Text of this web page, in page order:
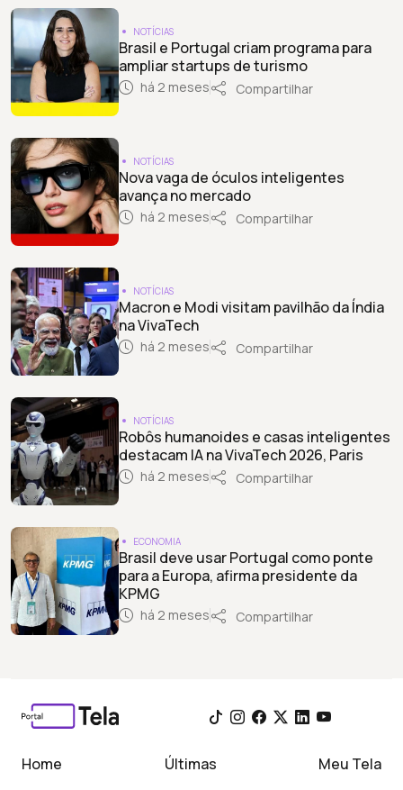
NOTÍCIAS
Brasil e Portugal criam programa para
ampliar startups de turismo
há 2 meses Compartilhar
NOTÍCIAS
Nova vaga de óculos inteligentes
avança no mercado
há 2 meses Compartilhar
NOTÍCIAS
Macron e Modi visitam pavilhão da Índia
na VivaTech
há 2 meses Compartilhar
NOTÍCIAS
Robôs humanoides e casas inteligentes
destacam IA na VivaTech 2026, Paris
há 2 meses Compartilhar
ECONOMIA
Brasil deve usar Portugal como ponte
para a Europa, afirma presidente da
KPMG
há 2 meses Compartilhar
Home Últimas Meu Tela